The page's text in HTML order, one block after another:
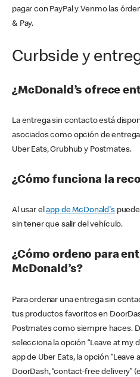
pagar con PayPal y Venmo las
& Pay.
Curbside y
¿McDonald’s ofrece
La entrega sin contacto está
asociados como opción de
Uber Eats, Grubhub y Postmates.
¿Cómo funciona la
Al usar elapp de McDonald's
sin tener que salir del vehículo.
¿Cómo ordeno para
McDonald’s?
Para ordenar una entrega sin
tus productos favoritos en
Postmates como siempre haces.
selecciona la opción “Leave at my
app de Uber Eats, la opción “Leave
DoorDash, “contact-free delivery”